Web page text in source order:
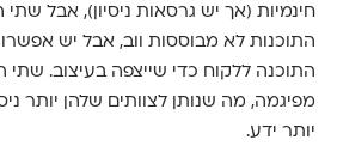
חינמיות (אך יש גרסאות ניסיון), אבל שתי
התוכנות לא מבוססות ווב, אבל יש
התוכנה ללקוח כדי שייצפה בעיצוב. שתי
מפיגמה, מה שנותן לצוותים שלהן יותר
יותר ידע.